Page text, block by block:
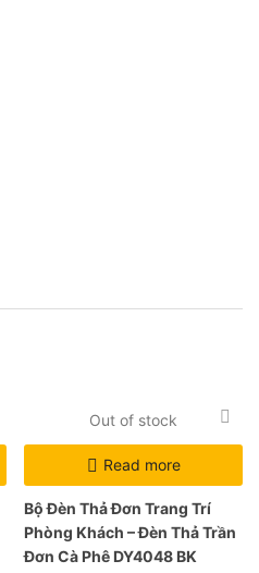
Out of stock
Read more
Bộ Đèn Thả Đơn Trang Trí
Phòng Khách – Đèn Thả Trần
Đơn Cà Phê DY4048 BK